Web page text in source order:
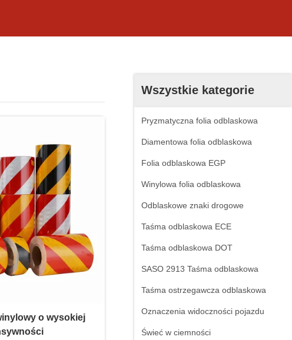
Wszystkie kategorie
Pryzmatyczna folia odblaskowa
Diamentowa folia odblaskowa
Folia odblaskowa EGP
Winylowa folia odblaskowa
Odblaskowe znaki drogowe
Taśma odblaskowa ECE
Taśma odblaskowa DOT
SASO 2913 Taśma odblaskowa
Taśma ostrzegawcza odblaskowa
Oznaczenia widoczności pojazdu
Świeć w ciemności
o wysokiej